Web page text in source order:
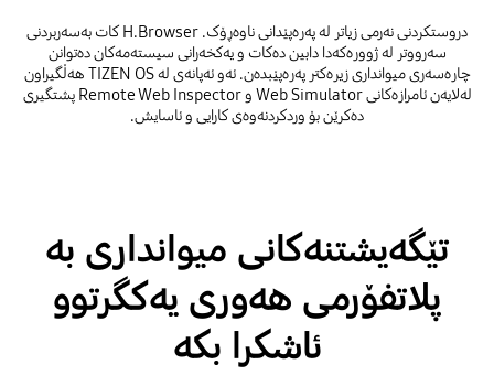
دروستکردنی نەرمی زیاتر لە پەرەپێدانی ناوەڕۆک. H.Browser کات بەسەربردنی
سەرووتر لە ژوورەکەدا دابین دەکات و یەکخەرانی سیستەمەکان دەتوانن
چارەسەری میوانداری زیرەکتر پەرەپێبدەن. ئەو ئەپانەی لە TIZEN OS هەڵگیراون
لەلایەن ئامرازەکانی Web Simulator و Remote Web Inspector پشتگیری
دەکرێن بۆ وردکردنەوەی کارایی و ئاسایش.
تێگەیشتنەکانی میوانداری بە
پلاتفۆرمی هەوری یەکگرتوو
ئاشکرا بکە